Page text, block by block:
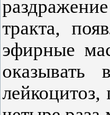
тракта,
эфирные